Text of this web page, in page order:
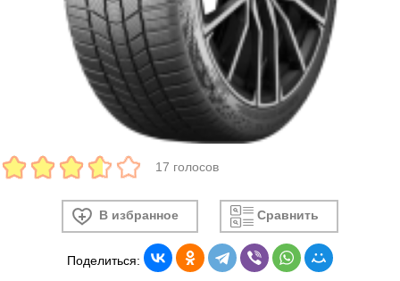
17 голосов
В избранное Сравнить
Поделиться: